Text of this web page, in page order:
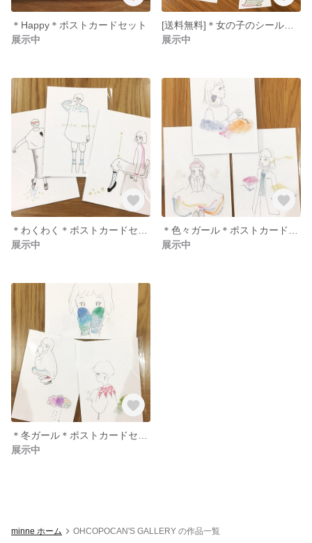
＊Happy＊ポストカードセット
展示中
展示中
展示中
展示中
展示中
minne ホーム OHCOPOCAN'S GALLERY の作品一覧